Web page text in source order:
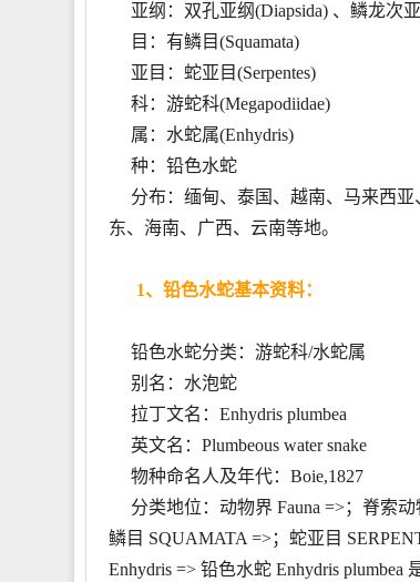
亚纲：双孔亚纲(Diapsida) 、鳞龙次亚
目：有鳞目(Squamata)
亚目：蛇亚目(Serpentes)
科：游蛇科(Megapodiidae)
属：水蛇属(Enhydris)
种：铅色水蛇
分布：缅甸、泰国、越南、马来西亚
东、海南、广西、云南等地。
1、铅色水蛇基本资料：
铅色水蛇分类：游蛇科/水蛇属
别名：水泡蛇
拉丁文名：Enhydris plumbea
英文名：Plumbeous water snake
物种命名人及年代：Boie,1827
分类地位：动物界 Fauna =>；脊索动
鳞目 SQUAMATA =>；蛇亚目
Enhydris => 铅色水蛇 Enhydris